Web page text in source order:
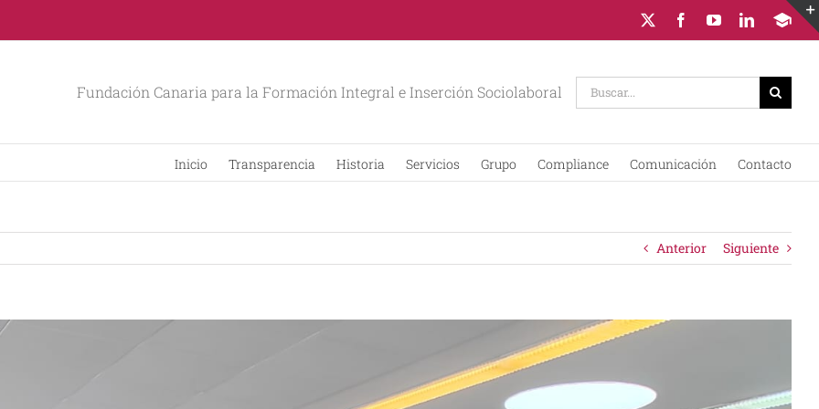
FacebookYouTubeLinkedIn
Campus
Fundación Canaria para la Formación Integral e Inserción Sociolaboral
Inicio Transparencia Historia Servicios Grupo Compliance Comunicación Contacto
Anterior Siguiente